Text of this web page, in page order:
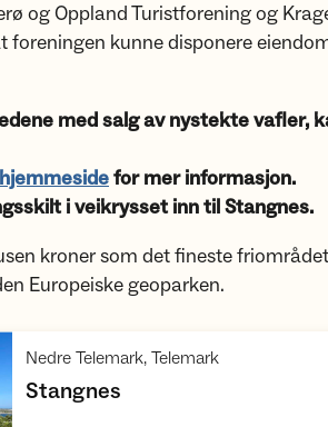
og Oppland Turistforening og
foreningen kunne disponere
med salg av nystekte vafler,
hjemmesidefor mer informasjon.
i veikrysset inn til Stangnes.
kroner som det fineste
Europeiske geoparken.
Nedre Telemark, Telemark,
Stangnes,